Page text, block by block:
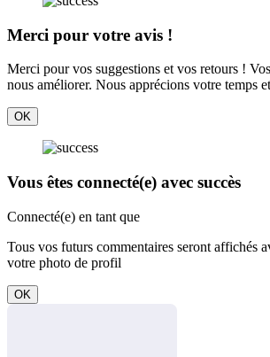
Merci pour votre avis !
Merci pour vos suggestions et vos retours !
nous améliorer. Nous apprécions votre temps
OK
Vous êtes connecté(e) avec succès
Connecté(e) en tant que
Tous vos futurs commentaires seront affichés
votre photo de profil
OK